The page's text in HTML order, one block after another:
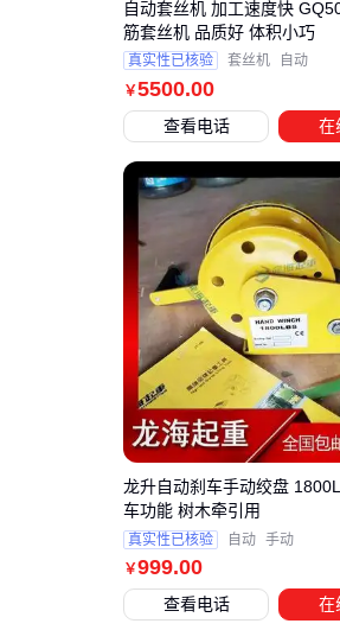
￥5500.00
自动套丝机 加工速度快
筋套丝机 品质好 体积小巧
真实性已核验 套丝机 自动
查看电话 在
￥999.00
龙升自动刹车手动绞盘
车功能 树木牵引用
真实性已核验 自动 手动
查看电话 在